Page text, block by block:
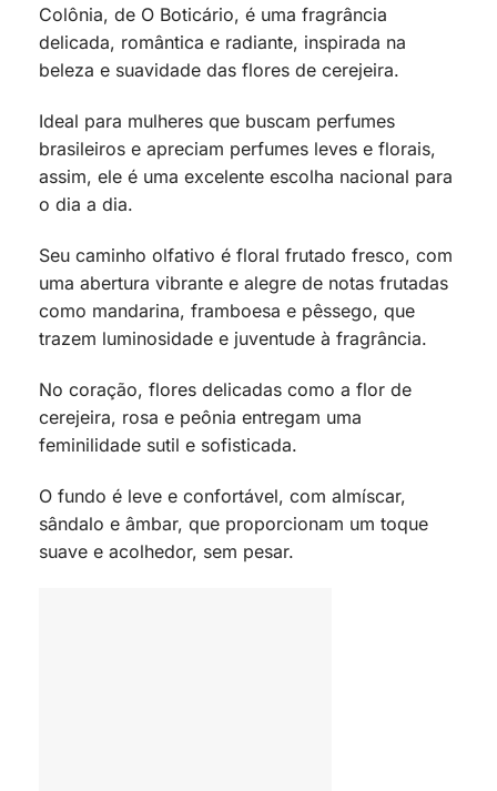
Colônia, de O Boticário, é uma fragrância
delicada, romântica e radiante, inspirada na
beleza e suavidade das flores de cerejeira.
Ideal para mulheres que buscam perfumes
brasileiros e apreciam perfumes leves e florais,
assim, ele é uma excelente escolha nacional para
o dia a dia.
Seu caminho olfativo é floral frutado fresco, com
uma abertura vibrante e alegre de notas frutadas
como mandarina, framboesa e pêssego, que
trazem luminosidade e juventude à fragrância.
No coração, flores delicadas como a flor de
cerejeira, rosa e peônia entregam uma
feminilidade sutil e sofisticada.
O fundo é leve e confortável, com almíscar,
sândalo e âmbar, que proporcionam um toque
suave e acolhedor, sem pesar.